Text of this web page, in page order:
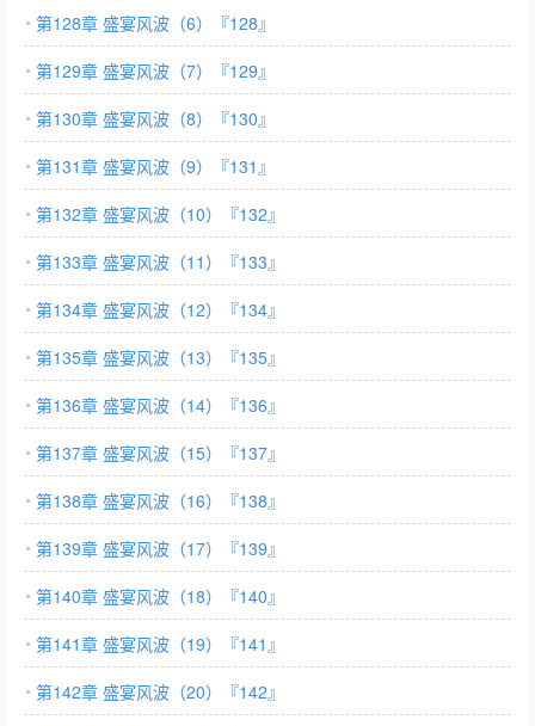
第128章 盛宴风波（6）『128』
第129章 盛宴风波（7）『129』
第130章 盛宴风波（8）『130』
第131章 盛宴风波（9）『131』
第132章 盛宴风波（10）『132』
第133章 盛宴风波（11）『133』
第134章 盛宴风波（12）『134』
第135章 盛宴风波（13）『135』
第136章 盛宴风波（14）『136』
第137章 盛宴风波（15）『137』
第138章 盛宴风波（16）『138』
第139章 盛宴风波（17）『139』
第140章 盛宴风波（18）『140』
第141章 盛宴风波（19）『141』
第142章 盛宴风波（20）『142』